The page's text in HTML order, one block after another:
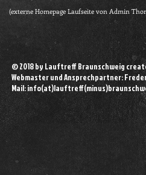
(externe Homepage Laufseite von Admin
© 2018 by Lauftreff Braunschweig
Webmaster und Ansprechpartner:
Mail: